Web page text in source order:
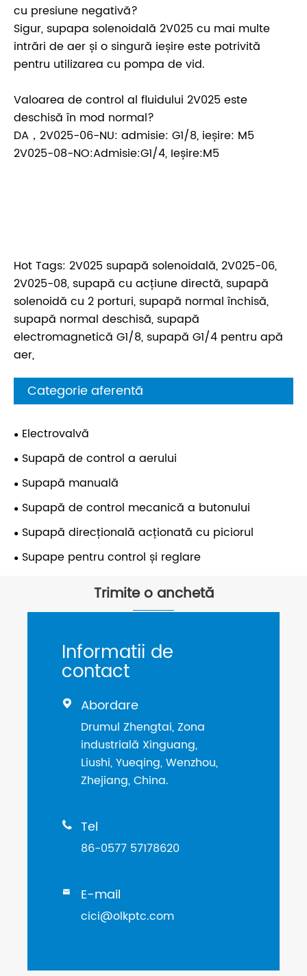
cu presiune negativă?
Sigur, supapa solenoidală 2V025 cu mai multe
intrări de aer și o singură ieșire este potrivită
pentru utilizarea cu pompa de vid.
Valoarea de control al fluidului 2V025 este
deschisă în mod normal?
DA，2V025-06-NU: admisie: G1/8, ieșire: M5
2V025-08-NO:Admisie:G1/4, Ieșire:M5
Hot Tags: 2V025 supapă solenoidală, 2V025-06,
2V025-08, supapă cu acțiune directă, supapă
solenoidă cu 2 porturi, supapă normal închisă,
supapă normal deschisă, supapă
electromagnetică G1/8, supapă G1/4 pentru apă
aer,
Categorie aferentă
Electrovalvă
Supapă de control a aerului
Supapă manuală
Supapă de control mecanică a butonului
Supapă direcțională acționată cu piciorul
Supape pentru control și reglare
Trimite o anchetă
Informatii de
contact
 Abordare
Drumul Zhengtai, Zona
industrială Xinguang,
Liushi, Yueqing, Wenzhou,
Zhejiang, China.
 Tel
86-0577 57178620
 E-mail
cici@olkptc.com